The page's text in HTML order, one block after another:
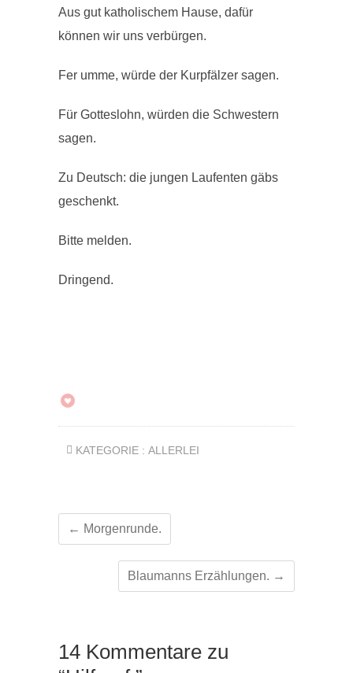
Aus gut katholischem Hause, dafür
können wir uns verbürgen.
Fer umme, würde der Kurpfälzer sagen.
Für Gotteslohn, würden die Schwestern
sagen.
Zu Deutsch: die jungen Laufenten gäbs
geschenkt.
Bitte melden.
Dringend.
KATEGORIE : ALLERLEI
← Morgenrunde.
Blaumanns Erzählungen. →
14 Kommentare zu